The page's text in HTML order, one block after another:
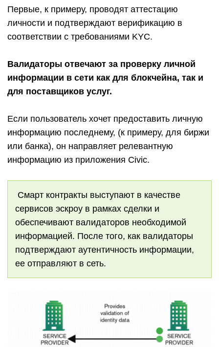
Первые, к примеру, проводят аттестацию
личности и подтверждают верификацию в
соответствии с требованиями KYC.
Валидаторы отвечают за проверку личной
информации в сети как для блокчейна, так и
для поставщиков услуг.
Если пользователь хочет предоставить личную
информацию последнему, (к примеру, для биржи
или банка), он направляет релевантную
информацию из приложения Civic.
Смарт контракты выступают в качестве
сервисов эскроу в рамках сделки и
обеспечивают валидаторов необходимой
информацией. После того, как валидаторы
подтверждают аутентичность информации,
ее отправляют в сеть.